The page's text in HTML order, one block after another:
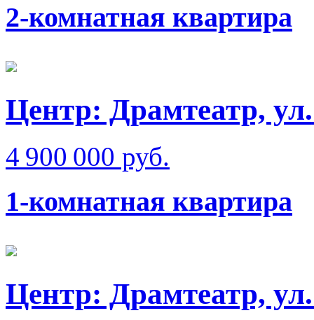
2-комнатная квартира
Центр: Драмтеатр,
4 900 000 руб.
1-комнатная квартира
Центр: Драмтеатр,